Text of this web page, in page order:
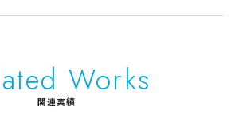
Works
関連実績